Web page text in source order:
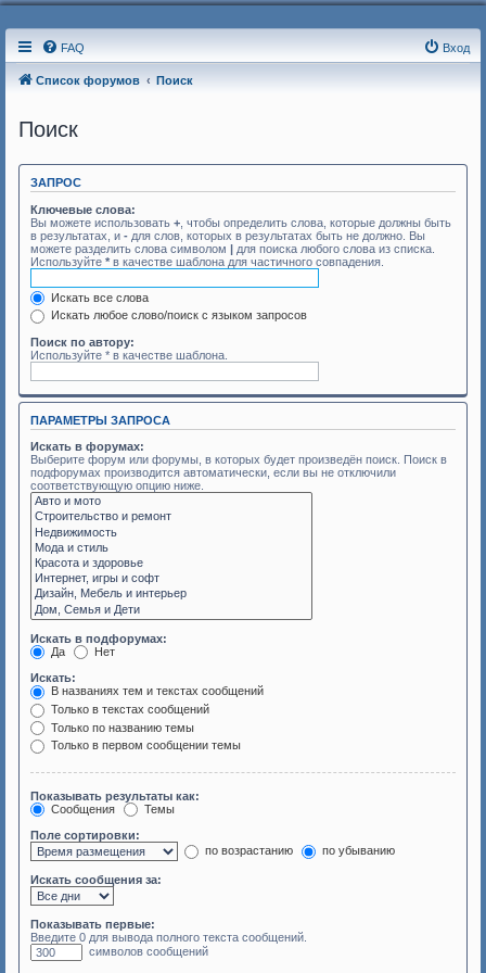
FAQ Вход
Список форумов Поиск
Поиск
ЗАПРОС
Ключевые слова:
Вы можете использовать + , чтобы определить слова, которые должны быть
в результатах, и - для слов, которых в результатах быть не должно. Вы
можете разделить слова символом | для поиска любого слова из списка.
Используйте * в качестве шаблона для частичного совпадения.
Искать все слова
Искать любое слово/поиск с языком запросов
Поиск по автору:
Используйте * в качестве шаблона.
ПАРАМЕТРЫ ЗАПРОСА
Искать в форумах:
Выберите форум или форумы, в которых будет произведён поиск. Поиск в
подфорумах производится автоматически, если вы не отключили
соответствующую опцию ниже.
Искать в подфорумах:
Да
Нет
Искать:
В названиях тем и текстах сообщений
Только в текстах сообщений
Только по названию темы
Только в первом сообщении темы
Показывать результаты как:
Сообщения
Темы
Поле сортировки:
по возрастанию
по убыванию
Искать сообщения за:
Показывать первые:
Введите 0 для вывода полного текста сообщений.
символов сообщений